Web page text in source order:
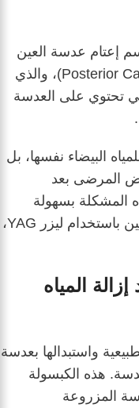
إعتام عدسة العين
الثانوي (Posterior Capsule Opacification – PCO)، والذي
تحتوي على العدسة
البيضاء نفسها، بل
المرضى بعد
المشكلة بسهولة
وأمان من خلال إجراء مسح عدسة العين باستخدام ليزر YAG،
المياه
واستبدالها بعدسة
هذه الكبسولة
المزروعة